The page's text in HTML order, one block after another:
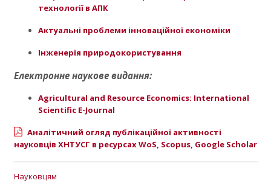
технології в АПК
Актуальні проблеми інноваційної економіки
Інженерія природокористування
Електронне наукове видання:
Agricultural and Resource Economics: International
Scientific E-Journal
Аналітичний огляд публікаційної активності
науковців ХНТУСГ в ресурсах WoS, Scopus, Googlе Scholar
Науковцям